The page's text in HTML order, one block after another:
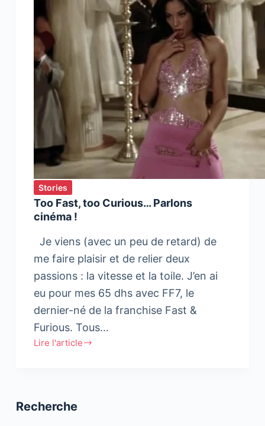
Stories
Too Fast, too Curious… Parlons
cinéma !
Je viens (avec un peu de retard) de
me faire plaisir et de relier deux
passions : la vitesse et la toile. J’en ai
eu pour mes 65 dhs avec FF7, le
dernier-né de la franchise Fast &
Furious. Tous…
Lire l'article
Too
Parlons
Recherche